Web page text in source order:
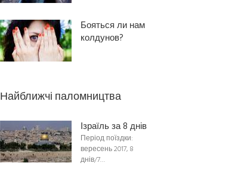
Бояться ли нам
колдунов?
Найближчі паломництва
Ізраїль за 8 днів
Період поїздки:
вересень 2017, 8
днів/7…